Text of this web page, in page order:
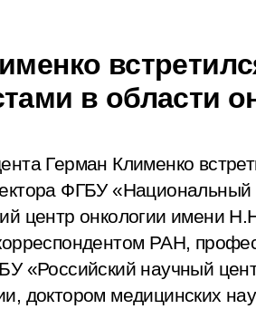
в области
Герман Клименко
ФГБУ «Национальный
центр онкологии имени
РАН,
«Российский научный
доктором медицинских